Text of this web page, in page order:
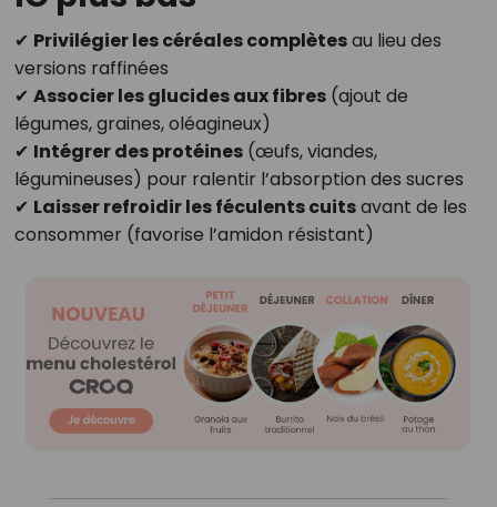
✔ Privilégier les céréales complètesau lieu des
versions raffinées
✔ Associer les glucides aux fibres(ajout de
légumes, graines, oléagineux)
✔ Intégrer des protéines(œufs, viandes,
légumineuses) pour ralentir l’absorption des sucres
✔ Laisser refroidir les féculents cuitsavant de les
consommer (favorise l’amidon résistant)